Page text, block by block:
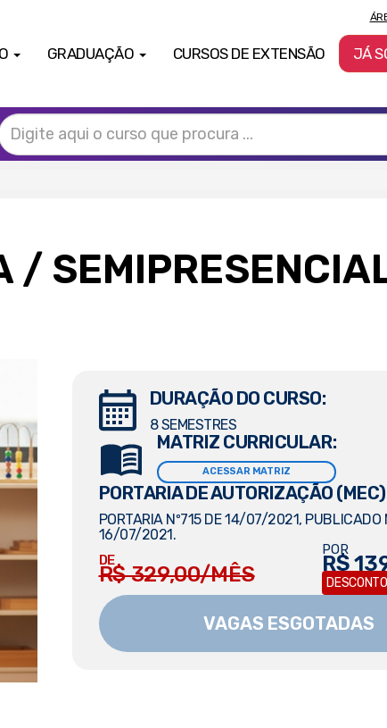
GRADUAÇÃO CURSOS DE EXTENSÃO JÁ
/
DURAÇÃO DO CURSO:
8 SEMESTRES
MATRIZ CURRICULAR:
ACESSAR MATRIZ
PORTARIA DE AUTORIZAÇÃO
PORTARIA Nº715 DE 14/07/2021, PUBLICADO
16/07/2021.
DE
R$ 329,00/MÊS
POR
R$
VAGAS ESGOTADAS